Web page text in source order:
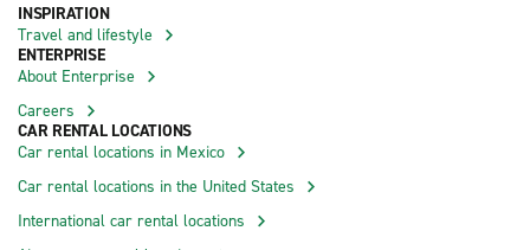
INSPIRATION
Travel and lifestyle
ENTERPRISE
About Enterprise
Careers
CAR RENTAL LOCATIONS
Car rental locations in Mexico
Car rental locations in the United States
International car rental locations